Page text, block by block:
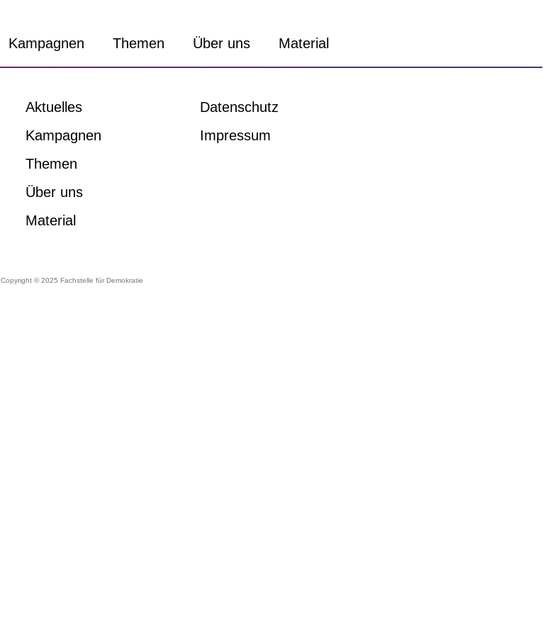
Kampagnen Themen Über uns Material
Aktuelles
Kampagnen
Themen
Über uns
Material
Datenschutz
Impressum
Copyright © 2025 Fachstelle für Demokratie